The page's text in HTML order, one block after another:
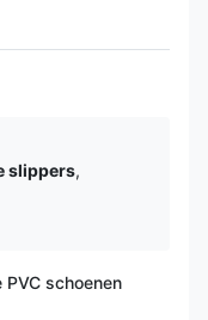
slippers,
schoenen